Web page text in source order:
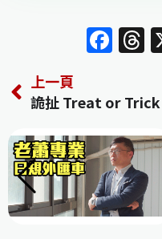
F
a
c
e
b
o
o
k
T
h
re
a
d
s
上一頁
詭扯 Treat or Trick